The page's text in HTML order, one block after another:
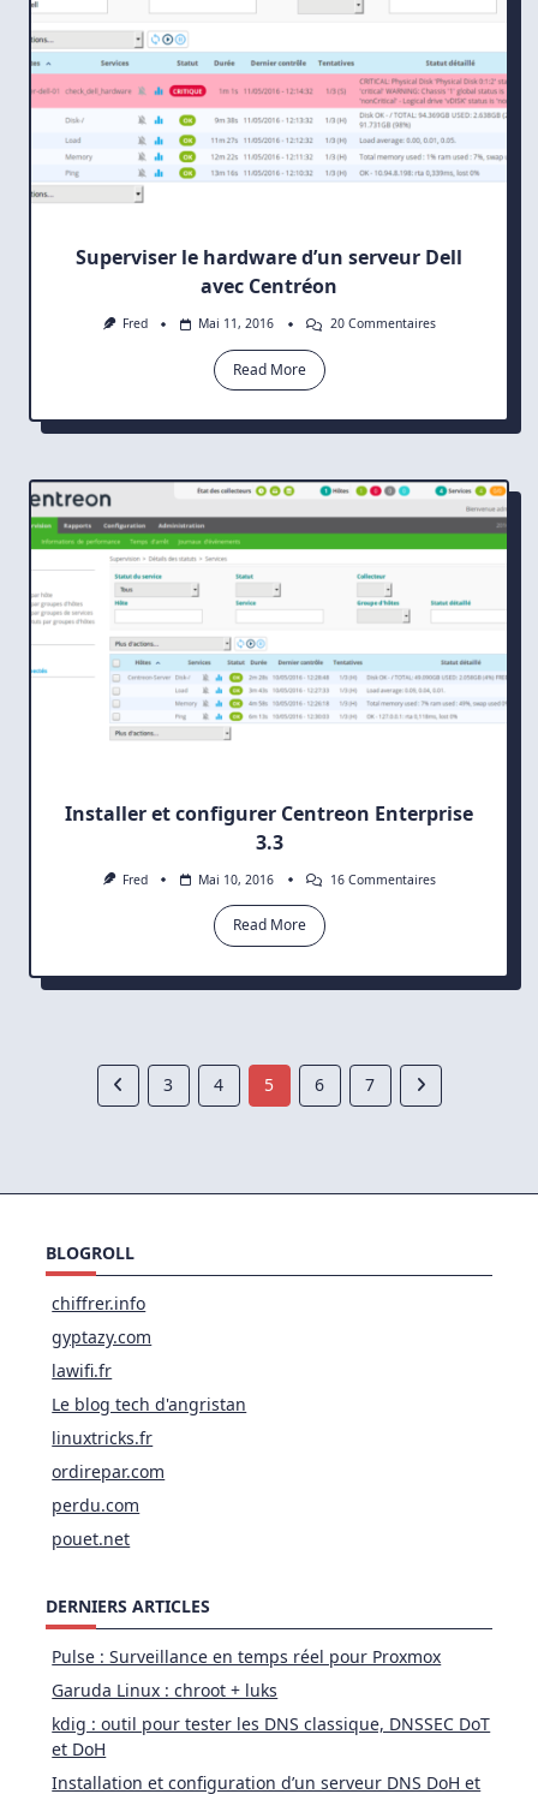
Superviser le hardware d’un serveur Dell
avec Centréon
Fred Mai 11, 2016 20 CommentairesSur
Dell
Read More
Installer et configurer Centreon Enterprise
3.3
Fred Mai 10, 2016 16 CommentairesSur
3.3
Read More
3 4 5 6 7
BLOGROLL
chiffrer.info
gyptazy.com
lawifi.fr
Le blog tech d'angristan
linuxtricks.fr
ordirepar.com
perdu.com
pouet.net
DERNIERS ARTICLES
Pulse : Surveillance en temps réel pour Proxmox
Garuda Linux : chroot + luks
kdig : outil pour tester les DNS classique, DNSSEC DoT
et DoH
Installation et configuration d’un serveur DNS DoH et